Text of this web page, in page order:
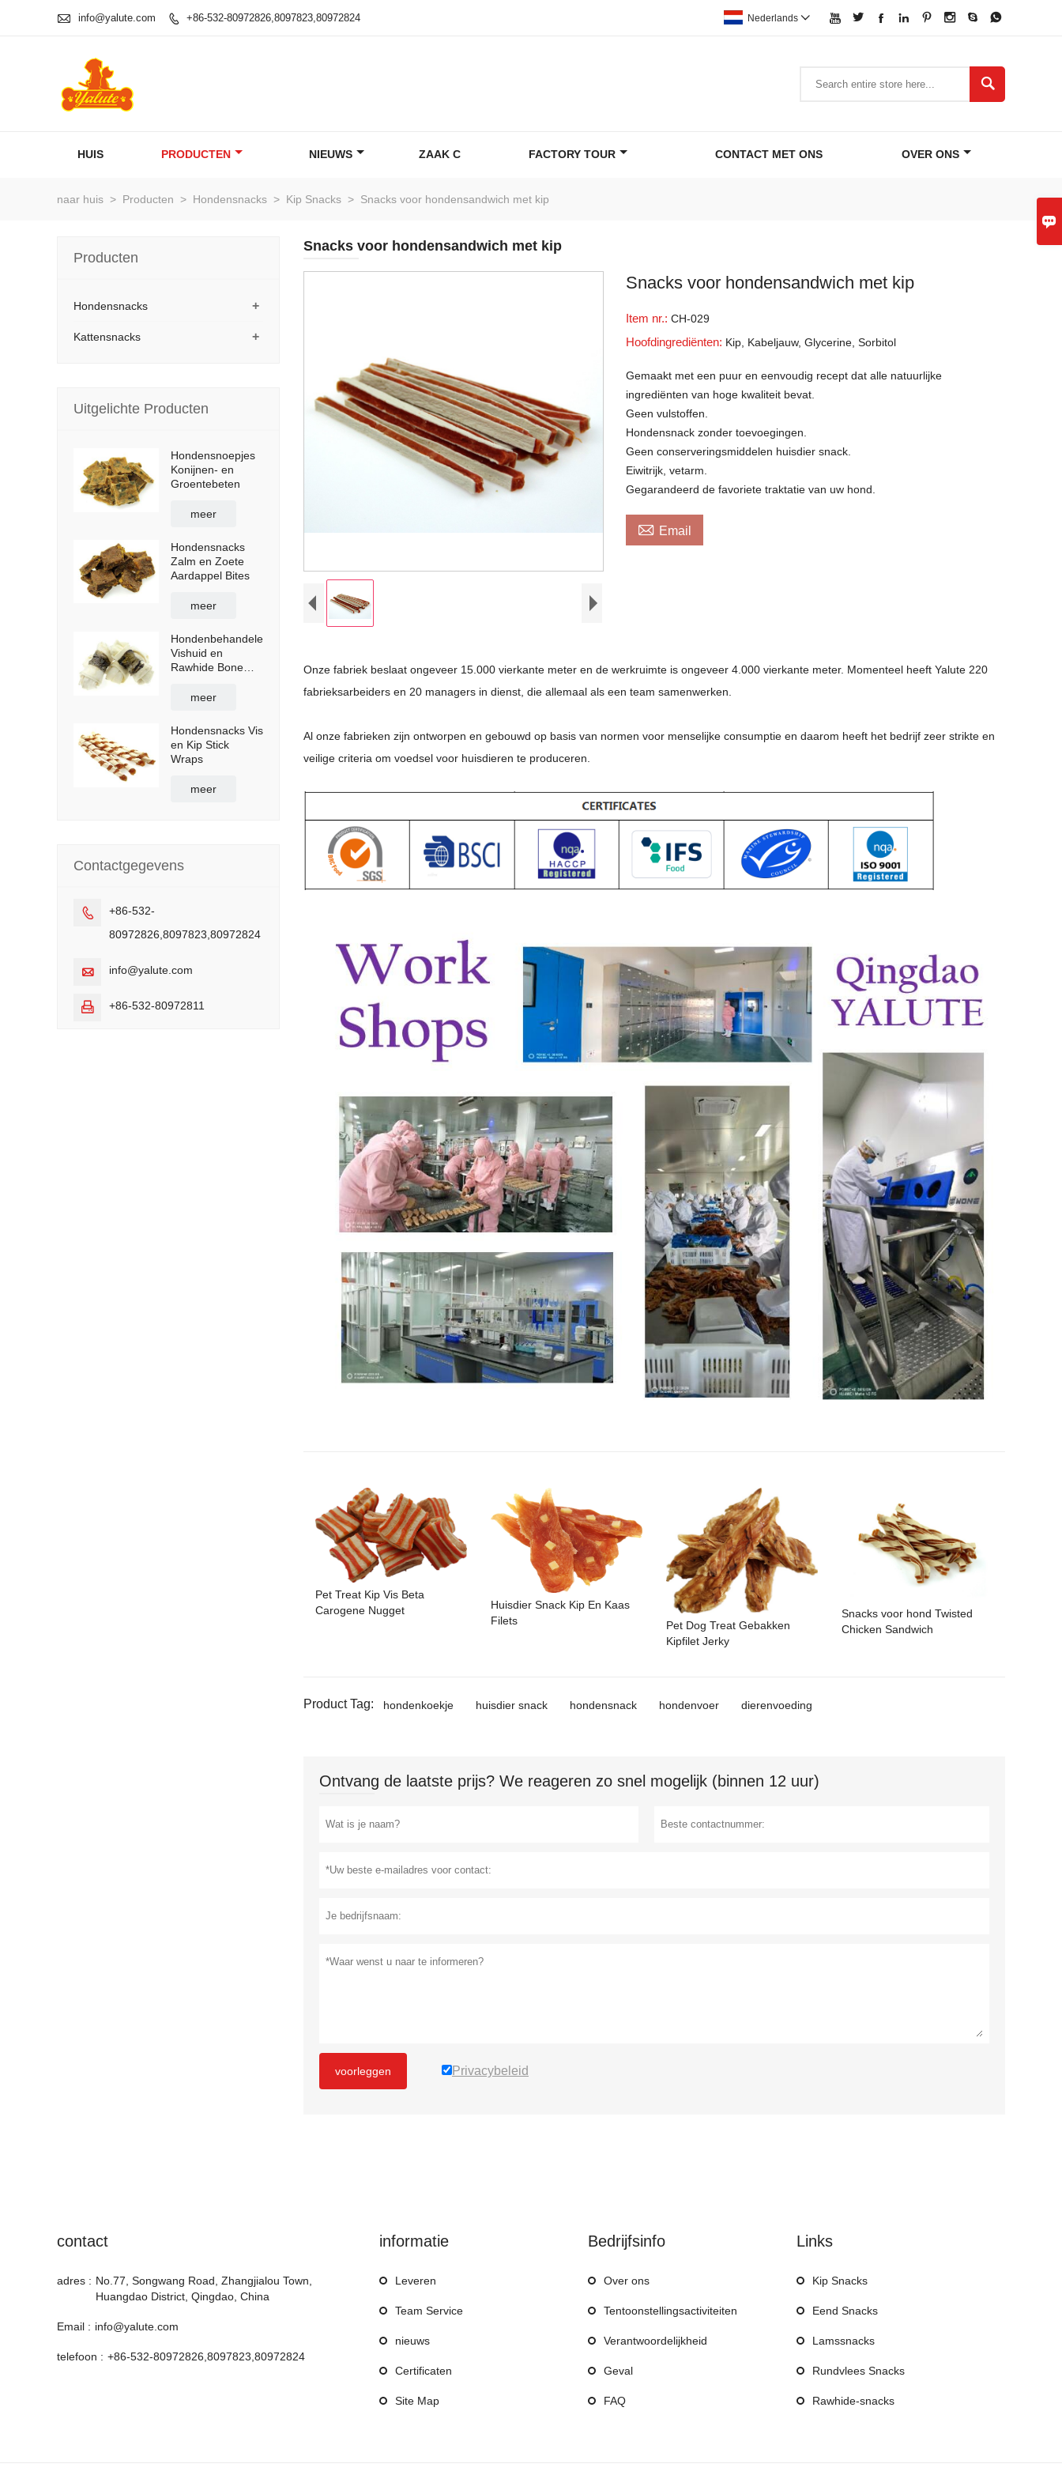

 info@yalute.com  +86-532-80972826,8097823,80972824        
Nederlands 

HUIS PRODUCTEN NIEUWS ZAAK C FACTORY TOUR CONTACT MET ONS OVER ONS
naar huis > Producten > Hondensnacks > Kip Snacks > Snacks voor hondensandwich met kip
Snacks voor hondensandwich met kip
Snacks voor hondensandwich met kip
Item nr.:CH-029
Hoofdingrediënten: Kip, Kabeljauw, Glycerine, Sorbitol
Gemaakt met een puur en eenvoudig recept dat alle natuurlijke
ingrediënten van hoge kwaliteit bevat.
Geen vulstoffen.
Hondensnack zonder toevoegingen.
Geen conserveringsmiddelen huisdier snack.
Eiwitrijk, vetarm.
Gegarandeerd de favoriete traktatie van uw hond.
 Email
Onze fabriek beslaat ongeveer 15.000 vierkante meter en de werkruimte is ongeveer 4.000 vierkante meter. Momenteel heeft Yalute 220
fabrieksarbeiders en 20 managers in dienst, die allemaal als een team samenwerken.
Al onze fabrieken zijn ontworpen en gebouwd op basis van normen voor menselijke consumptie en daarom heeft het bedrijf zeer strikte en
veilige criteria om voedsel voor huisdieren te produceren.
Pet Treat Kip Vis Beta
Carogene Nugget
Huisdier Snack Kip En Kaas
Filets
Pet Dog Treat Gebakken
Kipfilet Jerky
Snacks voor hond Twisted
Chicken Sandwich
Product Tag: hondenkoekje huisdier snack hondensnack hondenvoer dierenvoeding
Ontvang de laatste prijs? We reageren zo snel mogelijk (binnen 12 uur)
voorleggen Privacybeleid
Producten
+
Hondensnacks
+
Kattensnacks
Uitgelichte Producten
Hondensnoepjes
Konijnen- en
Groentebeten
meer
Hondensnacks
Zalm en Zoete
Aardappel Bites
meer
Hondenbehandelen
Vishuid en
Rawhide Bone
meer
Hondensnacks Vis
en Kip Stick
Wraps
meer
Contactgegevens

+86-532-
80972826,8097823,80972824
 info@yalute.com
 +86-532-80972811
contact
adres : No.77, Songwang Road, Zhangjialou Town,
Huangdao District, Qingdao, China
Email : info@yalute.com
telefoon : +86-532-80972826,8097823,80972824
informatie
Leveren
Team Service
nieuws
Certificaten
Site Map
Bedrijfsinfo
Over ons
Tentoonstellingsactiviteiten
Verantwoordelijkheid
Geval
FAQ
Links
Kip Snacks
Eend Snacks
Lamssnacks
Rundvlees Snacks
Rawhide-snacks